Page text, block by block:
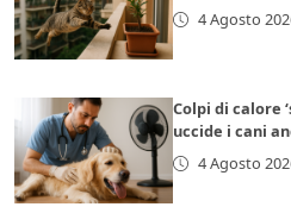
4 Agosto
Colpi di calore
uccide i cani
4 Agosto